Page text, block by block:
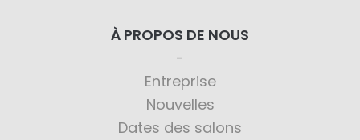
À PROPOS DE NOUS
Entreprise
Nouvelles
Dates des salons